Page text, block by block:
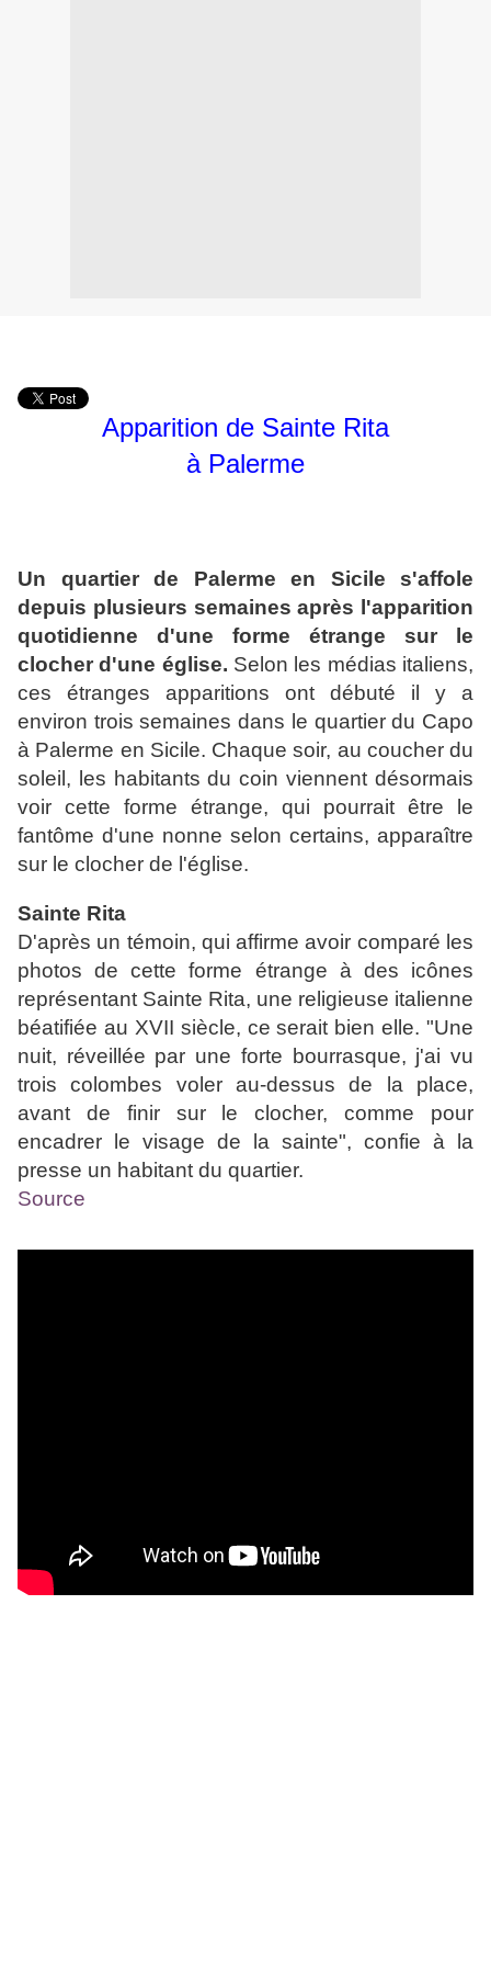
Apparition de Sainte Rita
à Palerme
Un quartier de Palerme en Sicile s'affole
depuis plusieurs semaines après l'apparition
quotidienne d'une forme étrange sur le
clocher d'une église. Selon les médias italiens,
ces étranges apparitions ont débuté il y a
environ trois semaines dans le quartier du Capo
à Palerme en Sicile. Chaque soir, au coucher du
soleil, les habitants du coin viennent désormais
voir cette forme étrange, qui pourrait être le
fantôme d'une nonne selon certains, apparaître
sur le clocher de l'église.
Sainte Rita
D'après un témoin, qui affirme avoir comparé les
photos de cette forme étrange à des icônes
représentant Sainte Rita, une religieuse italienne
béatifiée au XVII siècle, ce serait bien elle. "Une
nuit, réveillée par une forte bourrasque, j'ai vu
trois colombes voler au-dessus de la place,
avant de finir sur le clocher, comme pour
encadrer le visage de la sainte", confie à la
presse un habitant du quartier.
Source